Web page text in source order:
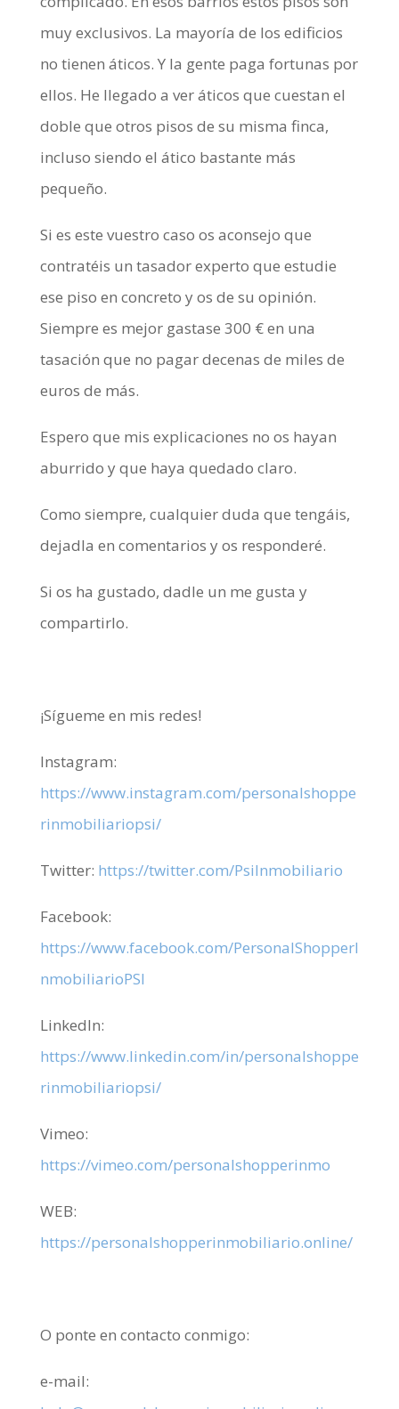
muy exclusivos. La mayoría de los edificios
no tienen áticos. Y la gente paga fortunas por
ellos. He llegado a ver áticos que cuestan el
doble que otros pisos de su misma finca,
incluso siendo el ático bastante más
pequeño.
Si es este vuestro caso os aconsejo que
contratéis un tasador experto que estudie
ese piso en concreto y os de su opinión.
Siempre es mejor gastase 300 € en una
tasación que no pagar decenas de miles de
euros de más.
Espero que mis explicaciones no os hayan
aburrido y que haya quedado claro.
Como siempre, cualquier duda que tengáis,
dejadla en comentarios y os responderé.
Si os ha gustado, dadle un me gusta y
compartirlo.
¡Sígueme en mis redes!
Instagram:
https://www.instagram.com/personalshoppe
rinmobiliariopsi/
Twitter: https://twitter.com/PsiInmobiliario
Facebook:
https://www.facebook.com/PersonalShopperI
nmobiliarioPSI
LinkedIn:
https://www.linkedin.com/in/personalshoppe
rinmobiliariopsi/
Vimeo:
https://vimeo.com/personalshopperinmo
WEB:
https://personalshopperinmobiliario.online/
O ponte en contacto conmigo:
e-mail: